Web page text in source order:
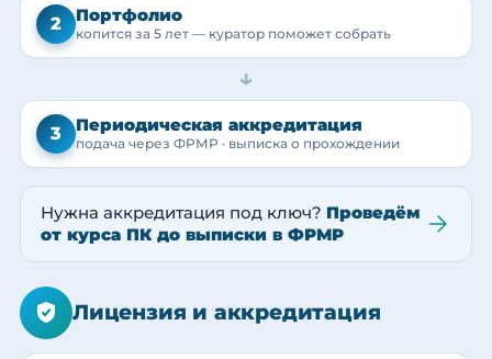
2 Портфолио
копится за 5 лет — куратор поможет собрать
→
3 Периодическая аккредитация
подача через ФРМР · выписка о прохождении
Нужна аккредитация под ключ? Проведём
от курса ПК до выписки в ФРМР
Лицензия и аккредитация